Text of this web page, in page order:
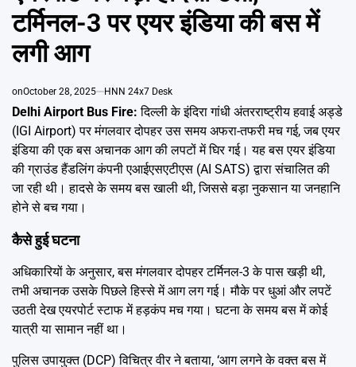
टर्मिनल-3 पर एयर इंडिया की बस में
लगी आग
onOctober 28, 2025 HNN 24x7 Desk
Delhi Airport Bus Fire:दिल्ली के इंदिरा गांधी अंतरराष्ट्रीय हवाई अड्डे
(IGI Airport) पर मंगलवार दोपहर उस समय अफरा-तफरी मच गई, जब एयर
इंडिया की एक बस अचानक आग की लपटों में घिर गई। यह बस एयर इंडिया
की ग्राउंड हैंडलिंग कंपनी एआईएसएटीएस (AI SATS) द्वारा संचालित की
जा रही थी। हादसे के समय बस खाली थी, जिससे बड़ा नुकसान या जनहानि
होने से बच गया।
कैसे हुई घटना
अधिकारियों के अनुसार, बस मंगलवार दोपहर टर्मिनल-3 के पास खड़ी थी,
तभी अचानक उसके पिछले हिस्से में आग लग गई। मौके पर धुआं और लपटें
उठती देख एयरपोर्ट स्टाफ में हड़कंप मच गया। घटना के समय बस में कोई
यात्री या सामान नहीं था।
पुलिस उपायुक्त (DCP) विचित्र वीर ने बताया, ‘आग लगने के वक्त बस में